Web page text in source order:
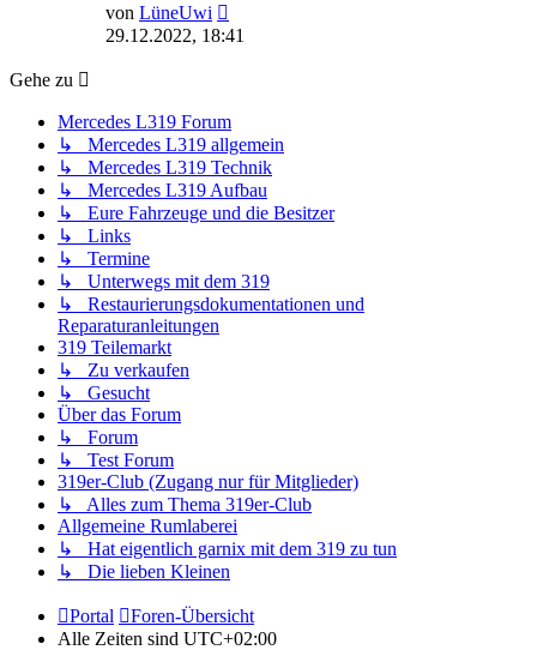
von LüneUwi
Beitrag
29.12.2022, 18:41
Gehe zu
Mercedes L319 Forum
↳ Mercedes L319 allgemein
↳ Mercedes L319 Technik
↳ Mercedes L319 Aufbau
↳ Eure Fahrzeuge und die Besitzer
↳ Links
↳ Termine
↳ Unterwegs mit dem 319
↳ Restaurierungsdokumentationen und
Reparaturanleitungen
319 Teilemarkt
↳ Zu verkaufen
↳ Gesucht
Über das Forum
↳ Forum
↳ Test Forum
319er-Club (Zugang nur für Mitglieder)
↳ Alles zum Thema 319er-Club
Allgemeine Rumlaberei
↳ Hat eigentlich garnix mit dem 319 zu tun
↳ Die lieben Kleinen
Portal
Foren-Übersicht
Alle Zeiten sind UTC+02:00